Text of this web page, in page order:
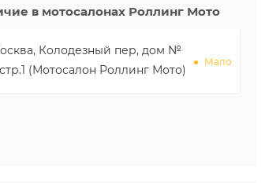
в мотосалонах Роллинг Мото
Колодезный пер, дом №
(Мотосалон Роллинг Мото)
Мало